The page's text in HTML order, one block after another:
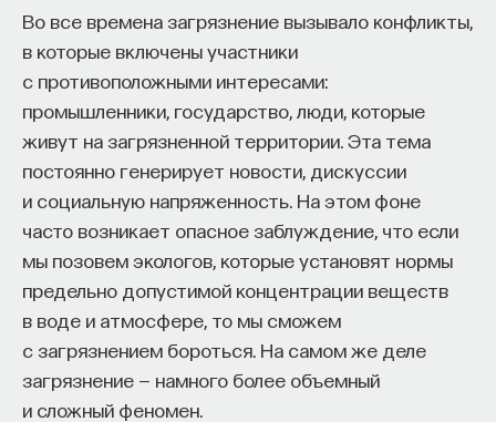
Во все времена загрязнение вызывало конфликты,
в которые включены участники
с противоположными интересами:
промышленники, государство, люди, которые
живут на загрязненной территории. Эта тема
постоянно генерирует новости, дискуссии
и социальную напряженность. На этом фоне
часто возникает опасное заблуждение, что если
мы позовем экологов, которые установят нормы
предельно допустимой концентрации веществ
в воде и атмосфере, то мы сможем
с загрязнением бороться. На самом же деле
загрязнение — намного более объемный
и сложный феномен.
и его команда обнаружили, что инновационные
индустрии испытывают кадровый голод,
особенно молодые deep tech и биотех компании.
Исследование аудитории ПостНауки
подтвердило масштаб: более60%слушателей
проекта имеют STEM-образование, при этом
заинтересованы в работе в инновационных
компаниях, но не знают, с чего начать.
Специалисты сталкиваются с тремя ключевыми
барьерами:
Недостаток информации о глобальных
индустриях и карьерных возможностях
мешает поиску подходящих ваканси; ​
экспертиза, как я ее называю, сегодня касается
не только вопросов, связанных с текстами,
но и вопросов деятельности религиозных групп,
а также интерпретации истории. Эта экспертиза
применяется по отношению к вопросам, которые
напрямую относятся к ведомству психологов:
например, является изображение пропагандой
нетрадиционных сексуальных отношений или нет.
Все эти знания, предположительно
определяющие опасность изображения или
текста, требуют специальных познаний
за пределами права, поэтому существует такое
определение, как специальная судебная